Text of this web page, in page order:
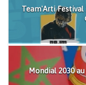
Team'Arti Festival
Mondial 2030